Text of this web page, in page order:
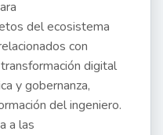
del ecosistema
con
digital
y gobernanza,
del ingeniero.
a las